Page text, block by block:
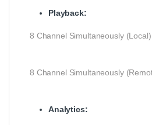
Playback:
8 Channel Simultaneously (Local)
8 Channel Simultaneously
Analytics: